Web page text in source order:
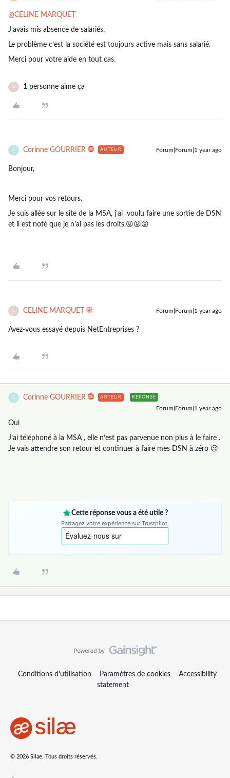
@CELINE MARQUET
J’avais mis absence de salariés.
Le problème c’est la société est toujours active mais sans salarié.
Merci pour votre aide en tout cas.
C 1 personne aime ça
C Corinne GOURRIER AUTEUR Forum|Forum|1 year ago
Bonjour,
Merci pour vos retours.
Je suis allée sur le site de la MSA, j’ai voulu faire une sortie de DSN
et il est noté que je n’ai pas les droits.😡😡😡
C CELINE MARQUET Forum|Forum|1 year ago
Avez-vous essayé depuis NetEntreprises ?
C Corinne GOURRIER AUTEUR RÉPONSE
Forum|Forum|1 year ago
Oui
J’ai téléphoné à la MSA , elle n’est pas parvenue non plus à le faire .
Je vais attendre son retour et continuer à faire mes DSN à zéro ☹️
Cette réponse vous a été utile ?
Partagez votre expérience sur Trustpilot.
Conditions d'utilisation Paramètres de cookies
Accessibility
statement
© 2026 Silae. Tous droits réservés.